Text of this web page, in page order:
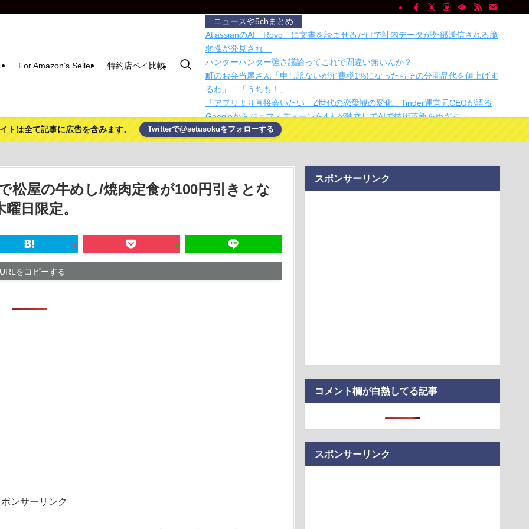
For Amazon’s Seller 特約店ペイ比較
ニュースや5chまとめ
AtlassianのAI「Rovo」に文書を読ませるだけで社内データが外部送信される脆
弱性が発見され…
ハンターハンター強さ議論ってこれで間違い無いんか？
町のお弁当屋さん「申し訳ないが消費税1%になったらその分商品代を値上げす
るわ」 「うちも！」
「アプリより直接会いたい」Z世代の恋愛観の変化、Tinder運営元CEOが語る
Googleからジェフ・ディーンら4人が独立してAIで技術革新をめざす
「Discovery Loop…
【恨み】清水アキラの息子・清水良太郎さん死去で、落語家・柳家小はだが
農家「年収3000万円、コミュ力不要、年の半分休み、午前で終わる仕事」←コ
イツ
農家「年収3000万円、コミュ力不要、年の半分休み、午前で終わる仕事」←コ
デが来た！
『巨大IT企業頼み』はもう限界？ 一流投資家が語る米国株の懸念
力不足だ」
トは全て記事に広告を含みます。 Twitterで@setusokuをフォローする
松屋の牛めし/焼肉定食が100円引きとな
日限定。
URLをコピーする
ンサーリンク
スポンサーリンク
コメント欄が白熱してる記事
スポンサーリンク